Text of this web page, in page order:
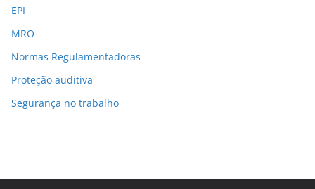
EPI
MRO
Normas Regulamentadoras
Proteção auditiva
Segurança no trabalho